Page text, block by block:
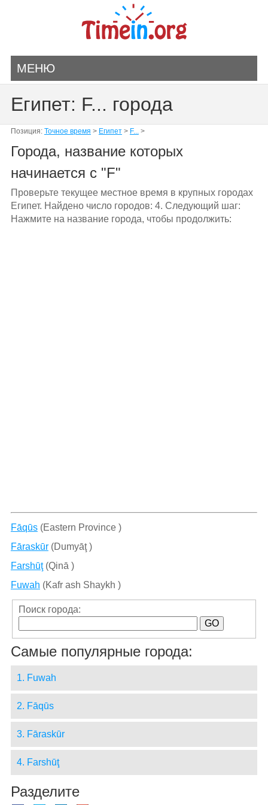
МЕНЮ
Египет: F... города
Позиция: Точное время > Египет> F...>
Города, название которых
начинается с "F"
Проверьте текущее местное время в крупных городах
Египет. Найдено число городов: 4. Следующий шаг:
Нажмите на название города, чтобы продолжить:
Fāqūs(Eastern Province )
Fāraskūr(Dumyāţ )
Farshūţ(Qinā )
Fuwah (Kafr ash Shaykh )
Поиск города:
Самые популярные города:
1. Fuwah
2. Fāqūs
3. Fāraskūr
4. Farshūţ
Разделите